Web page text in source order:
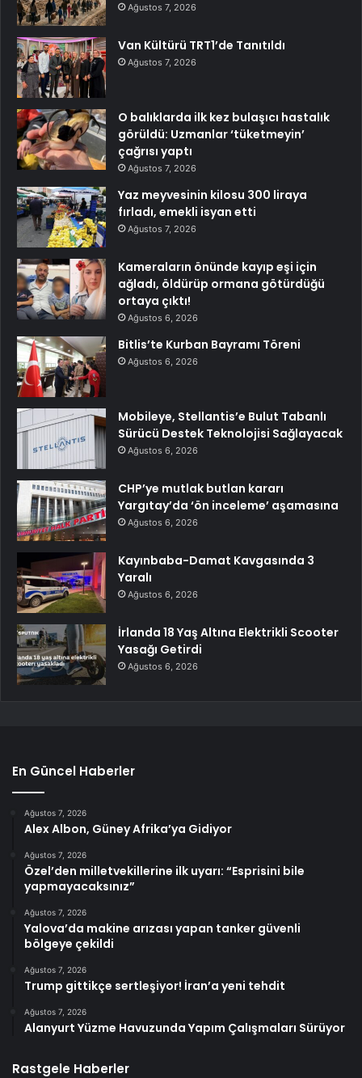
Ağustos 7, 2026
Van Kültürü TRT1’de Tanıtıldı
Ağustos 7, 2026
O balıklarda ilk kez bulaşıcı hastalık
görüldü: Uzmanlar ‘tüketmeyin’
çağrısı yaptı
Ağustos 7, 2026
Yaz meyvesinin kilosu 300 liraya
fırladı, emekli isyan etti
Ağustos 7, 2026
Kameraların önünde kayıp eşi için
ağladı, öldürüp ormana götürdüğü
ortaya çıktı!
Ağustos 6, 2026
Bitlis’te Kurban Bayramı Töreni
Ağustos 6, 2026
Mobileye, Stellantis’e Bulut Tabanlı
Sürücü Destek Teknolojisi Sağlayacak
Ağustos 6, 2026
CHP’ye mutlak butlan kararı
Yargıtay’da ‘ön inceleme’ aşamasına
Ağustos 6, 2026
Kayınbaba-Damat Kavgasında 3
Yaralı
Ağustos 6, 2026
İrlanda 18 Yaş Altına Elektrikli Scooter
Yasağı Getirdi
Ağustos 6, 2026
En Güncel Haberler
Ağustos 7, 2026
Alex Albon, Güney Afrika’ya Gidiyor
Ağustos 7, 2026
Özel’den milletvekillerine ilk uyarı: “Esprisini bile
yapmayacaksınız”
Ağustos 7, 2026
Yalova’da makine arızası yapan tanker güvenli
bölgeye çekildi
Ağustos 7, 2026
Trump gittikçe sertleşiyor! İran’a yeni tehdit
Ağustos 7, 2026
Alanyurt Yüzme Havuzunda Yapım Çalışmaları Sürüyor
Rastgele Haberler